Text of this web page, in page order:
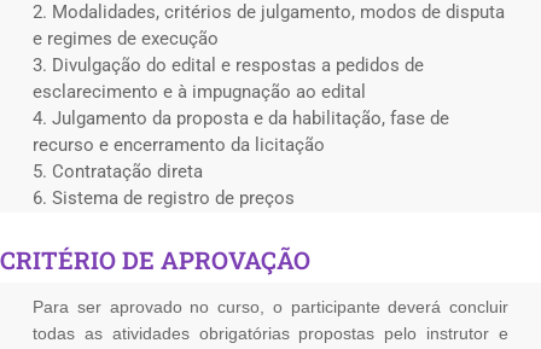
2. Modalidades, critérios de julgamento, modos de disputa
e regimes de execução
3. Divulgação do edital e respostas a pedidos de
esclarecimento e à impugnação ao edital
4. Julgamento da proposta e da habilitação, fase de
recurso e encerramento da licitação
5. Contratação direta
6. Sistema de registro de preços
CRITÉRIO DE APROVAÇÃO
Para ser aprovado no curso, o participante deverá concluir
todas as atividades obrigatórias propostas pelo instrutor e